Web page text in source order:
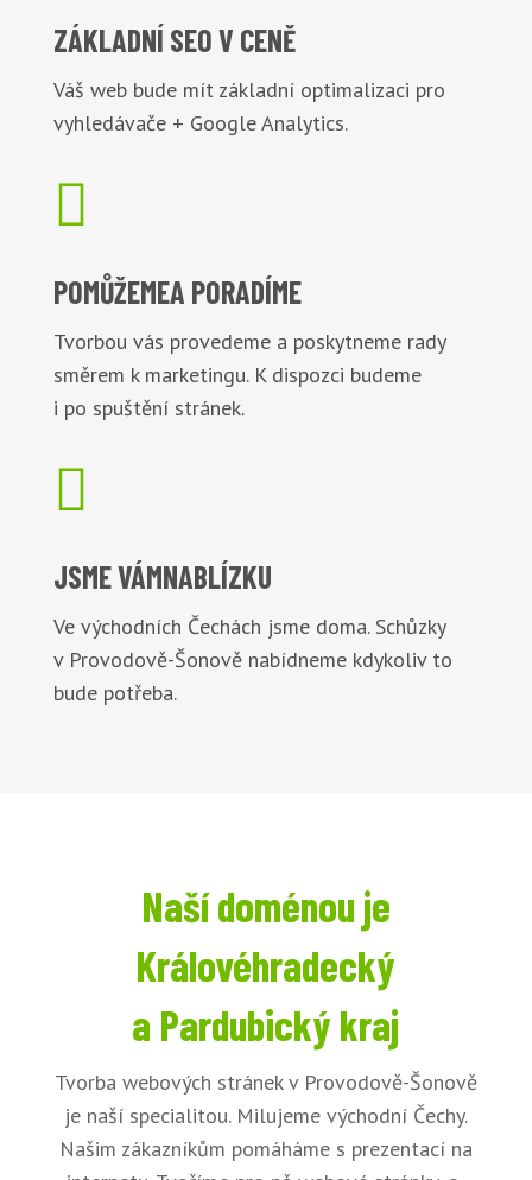
ZÁKLADNÍ SEO V CENĚ
Váš web bude mít základní optimalizaci pro
vyhledávače + Google Analytics.

POMŮŽEMEA PORADÍME
Tvorbou vás provedeme a poskytneme rady
směrem k marketingu. K dispozci budeme
i po spuštění stránek.

JSME VÁMNABLÍZKU
Ve východních Čechách jsme doma. Schůzky
v Provodově-Šonově nabídneme kdykoliv to
bude potřeba.
Naší doménou je
Královéhradecký
a Pardubický kraj
Tvorba webových stránek v Provodově-Šonově
je naší specialitou. Milujeme východní Čechy.
Našim zákazníkům pomáháme s prezentací na